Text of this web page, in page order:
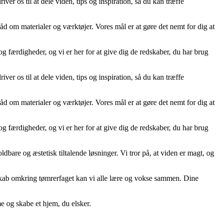
om materialer og værktøjer. Vores mål er at gøre det nemt for dig at
færdigheder, og vi er her for at give dig de redskaber, du har brug
os til at dele viden, tips og inspiration, så du kan træffe
om materialer og værktøjer. Vores mål er at gøre det nemt for dig at
færdigheder, og vi er her for at give dig de redskaber, du har brug
og æstetisk tiltalende løsninger. Vi tror på, at viden er magt, og
omkring tømrerfaget kan vi alle lære og vokse sammen. Dine
og skabe et hjem, du elsker.